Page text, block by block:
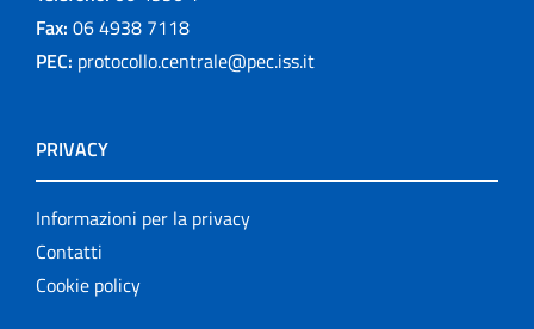
Fax: 06 4938 7118
PEC: protocollo.centrale@pec.iss.it
PRIVACY
Informazioni per la privacy
Contatti
Cookie policy